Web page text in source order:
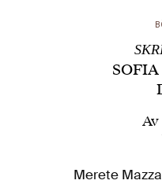
SOFIA
Av
Merete